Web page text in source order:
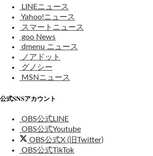
LINEニュース
Yahoo!ニュース
スマートニュース
goo News
dmenu ニュース
ノアドット
グノシー
MSNニュース
公式SNSアカウント
OBS公式LINE
OBS公式Youtube
OBS公式X (旧Twitter)
OBS公式TikTok